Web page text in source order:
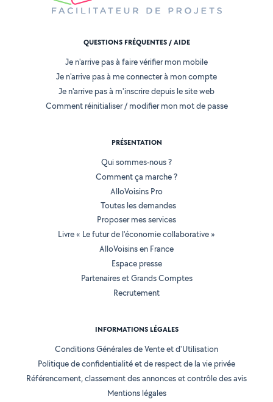
QUESTIONS FRÉQUENTES / AIDE
Je n'arrive pas à faire vérifier mon mobile
Je n'arrive pas à me connecter à mon compte
Je n'arrive pas à m'inscrire depuis le site web
Comment réinitialiser / modifier mon mot de passe
PRÉSENTATION
Qui sommes-nous ?
Comment ça marche ?
AlloVoisins Pro
Toutes les demandes
Proposer mes services
Livre « Le futur de l'économie collaborative »
AlloVoisins en France
Espace presse
Partenaires et Grands Comptes
Recrutement
INFORMATIONS LÉGALES
Conditions Générales de Vente et d'Utilisation
Politique de confidentialité et de respect de la vie privée
Référencement, classement des annonces et contrôle des avis
Mentions légales